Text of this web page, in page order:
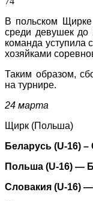
В польском
среди девушек до
команда уступила
хозяйками
Таким образом,
на турнире.
24 марта
Щирк (Польша)
Беларусь (U-16) –
Польша (U-16) —
Словакия (U-16)